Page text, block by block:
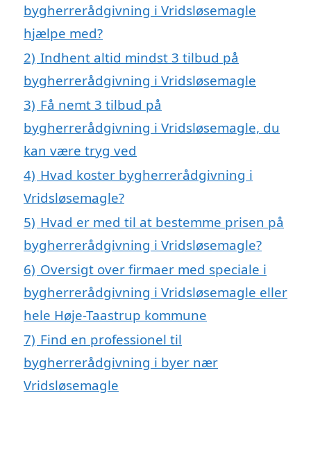
bygherrerådgivning i Vridsløsemagle
hjælpe med?
2) Indhent altid mindst 3 tilbud på
bygherrerådgivning i Vridsløsemagle
3) Få nemt 3 tilbud på
bygherrerådgivning i Vridsløsemagle, du
kan være tryg ved
4) Hvad koster bygherrerådgivning i
Vridsløsemagle?
5) Hvad er med til at bestemme prisen på
bygherrerådgivning i Vridsløsemagle?
6) Oversigt over firmaer med speciale i
bygherrerådgivning i Vridsløsemagle eller
hele Høje-Taastrup kommune
7) Find en professionel til
bygherrerådgivning i byer nær
Vridsløsemagle